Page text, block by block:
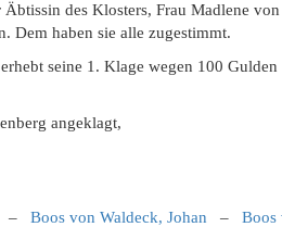
des Klosters, Frau Madlene
Dem haben sie alle zugestimmt.
seine 1. Klage wegen 100
angeklagt,
– Boos von Waldeck, Johan – Boos